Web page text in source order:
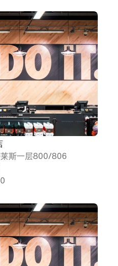
莱斯一层800/806